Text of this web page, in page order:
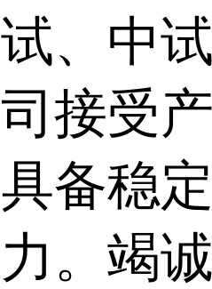
试、中
司接受
具备稳
力。竭